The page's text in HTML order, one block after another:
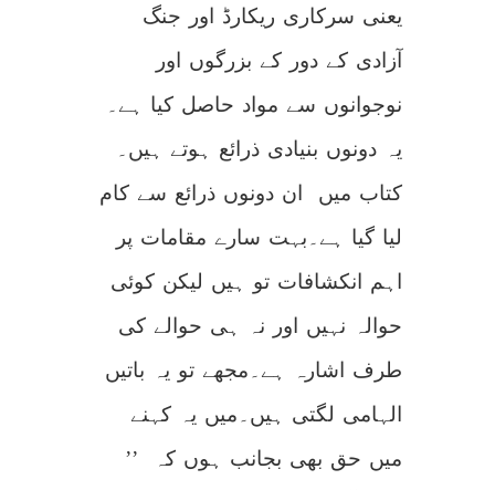
یعنی سرکاری ریکارڈ اور جنگ
آزادی کے دور کے بزرگوں اور
نوجوانوں سے مواد حاصل کیا ہے۔
یہ دونوں بنیادی ذرائع ہوتے ہیں۔
کتاب میں ان دونوں ذرائع سے کام
لیا گیا ہے۔بہت سارے مقامات پر
اہم انکشافات تو ہیں لیکن کوئی
حوالہ نہیں اور نہ ہی حوالے کی
طرف اشارہ ہے۔مجھے تو یہ باتیں
الہامی لگتی ہیں۔میں یہ کہنے
میں حق بھی بجانب ہوں کہ ’’